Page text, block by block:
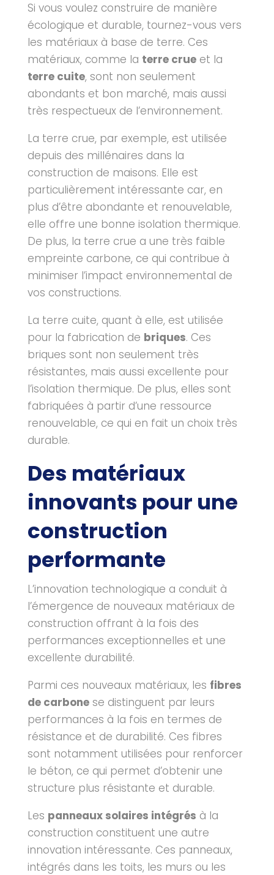
Si vous voulez construire de manière
écologique et durable, tournez-vous vers
les matériaux à base de terre. Ces
matériaux, comme la terre crueet la
terre cuite, sont non seulement
abondants et bon marché, mais aussi
très respectueux de l’environnement.
La terre crue, par exemple, est utilisée
depuis des millénaires dans la
construction de maisons. Elle est
particulièrement intéressante car, en
plus d’être abondante et renouvelable,
elle offre une bonne isolation thermique.
De plus, la terre crue a une très faible
empreinte carbone, ce qui contribue à
minimiser l’impact environnemental de
vos constructions.
La terre cuite, quant à elle, est utilisée
pour la fabrication de briques. Ces
briques sont non seulement très
résistantes, mais aussi excellente pour
l’isolation thermique. De plus, elles sont
fabriquées à partir d’une ressource
renouvelable, ce qui en fait un choix très
durable.
Des matériaux
innovants pour une
construction
performante
L’innovation technologique a conduit à
l’émergence de nouveaux matériaux de
construction offrant à la fois des
performances exceptionnelles et une
excellente durabilité.
Parmi ces nouveaux matériaux, les fibres
de carbonese distinguent par leurs
performances à la fois en termes de
résistance et de durabilité. Ces fibres
sont notamment utilisées pour renforcer
le béton, ce qui permet d’obtenir une
structure plus résistante et durable.
Les panneaux solaires intégrés à la
construction constituent une autre
innovation intéressante. Ces panneaux,
intégrés dans les toits, les murs ou les